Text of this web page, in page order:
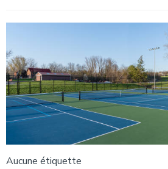
Aucune étiquette